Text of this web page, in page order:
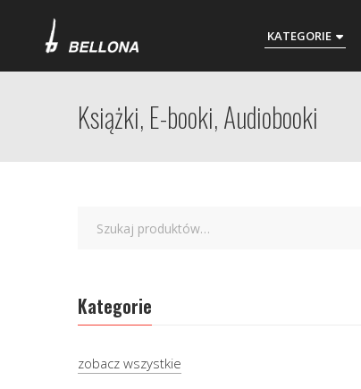
KATEGORIE
Książki, E-booki, Audiobooki
Kategorie
zobacz wszystkie